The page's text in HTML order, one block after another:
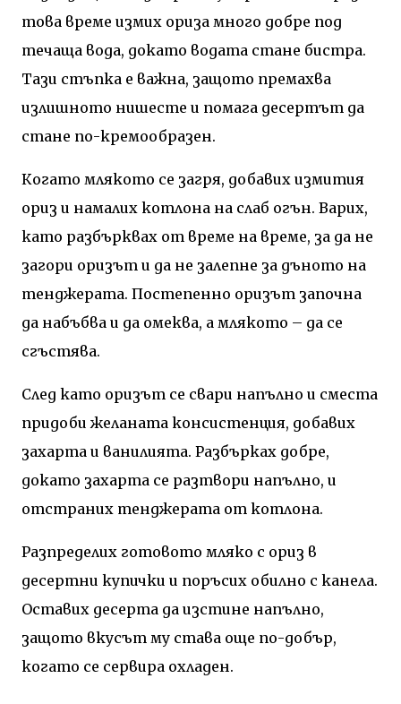
това време измих ориза много добре под
течаща вода, докато водата стане бистра.
Тази стъпка е важна, защото премахва
излишното нишесте и помага десертът да
стане по-кремообразен.
Когато млякото се загря, добавих измития
ориз и намалих котлона на слаб огън. Варих,
като разбърквах от време на време, за да не
загори оризът и да не залепне за дъното на
тенджерата. Постепенно оризът започна
да набъбва и да омеква, а млякото – да се
сгъстява.
След като оризът се свари напълно и сместа
придоби желаната консистенция, добавих
захарта и ванилията. Разбърках добре,
докато захарта се разтвори напълно, и
отстраних тенджерата от котлона.
Разпределих готовото мляко с ориз в
десертни купички и поръсих обилно с канела.
Оставих десерта да изстине напълно,
защото вкусът му става още по-добър,
когато се сервира охладен.